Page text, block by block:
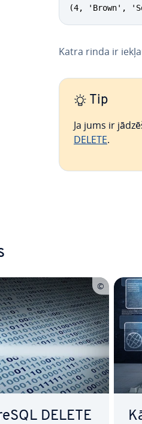
(4, 'Brown',
Katra rinda ir
Tip
Ja jums ir
DELETE.
DELETE